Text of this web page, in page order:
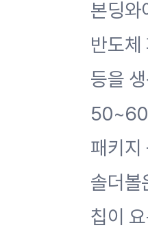
본딩와
반도체
등을
패키지
솔더볼
칩이